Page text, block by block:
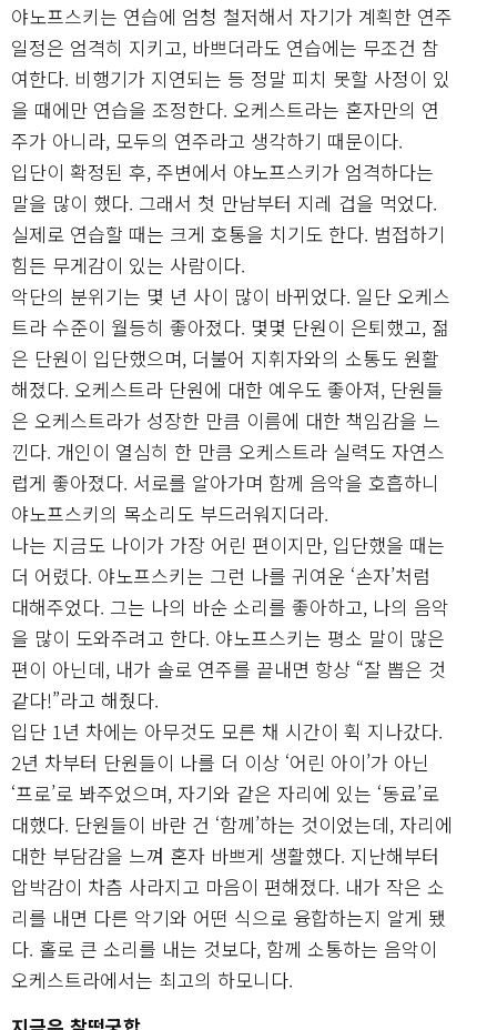
야노프스키는 연습에 엄청 철저해서 자기가 계획한 연주
일정은 엄격히 지키고, 바쁘더라도 연습에는 무조건 참
여한다. 비행기가 지연되는 등 정말 피치 못할 사정이 있
을 때에만 연습을 조정한다. 오케스트라는 혼자만의 연
주가 아니라, 모두의 연주라고 생각하기 때문이다.
입단이 확정된 후, 주변에서 야노프스키가 엄격하다는
말을 많이 했다. 그래서 첫 만남부터 지레 겁을 먹었다.
실제로 연습할 때는 크게 호통을 치기도 한다. 범접하기
힘든 무게감이 있는 사람이다.
악단의 분위기는 몇 년 사이 많이 바뀌었다. 일단 오케스
트라 수준이 월등히 좋아졌다. 몇몇 단원이 은퇴했고, 젊
은 단원이 입단했으며, 더불어 지휘자와의 소통도 원활
해졌다. 오케스트라 단원에 대한 예우도 좋아져, 단원들
은 오케스트라가 성장한 만큼 이름에 대한 책임감을 느
낀다. 개인이 열심히 한 만큼 오케스트라 실력도 자연스
럽게 좋아졌다. 서로를 알아가며 함께 음악을 호흡하니
야노프스키의 목소리도 부드러워지더라.
나는 지금도 나이가 가장 어린 편이지만, 입단했을 때는
더 어렸다. 야노프스키는 그런 나를 귀여운 ‘손자’처럼
대해주었다. 그는 나의 바순 소리를 좋아하고, 나의 음악
을 많이 도와주려고 한다. 야노프스키는 평소 말이 많은
편이 아닌데, 내가 솔로 연주를 끝내면 항상 “잘 뽑은 것
같다!”라고 해줬다.
입단 1년 차에는 아무것도 모른 채 시간이 휙 지나갔다.
2년 차부터 단원들이 나를 더 이상 ‘어린 아이’가 아닌
‘프로’로 봐주었으며, 자기와 같은 자리에 있는 ‘동료’로
대했다. 단원들이 바란 건 ‘함께’하는 것이었는데, 자리에
대한 부담감을 느껴 혼자 바쁘게 생활했다. 지난해부터
압박감이 차츰 사라지고 마음이 편해졌다. 내가 작은 소
리를 내면 다른 악기와 어떤 식으로 융합하는지 알게 됐
다. 홀로 큰 소리를 내는 것보다, 함께 소통하는 음악이
오케스트라에서는 최고의 하모니다.